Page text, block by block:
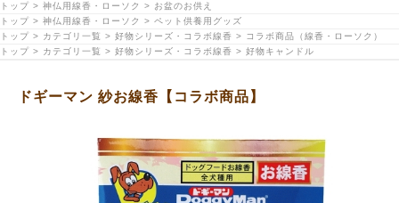
トップ > 神仏用線香・ローソク > お盆のお供え
トップ > 神仏用線香・ローソク > ペット供養用グッズ
トップ > カテゴリ一覧 > 好物シリーズ・コラボ線香 > コラボ商品（線香・ローソク）
トップ > カテゴリ一覧 > 好物シリーズ・コラボ線香 > 好物キャンドル
ドギーマン 紗お線香【コラボ商品】